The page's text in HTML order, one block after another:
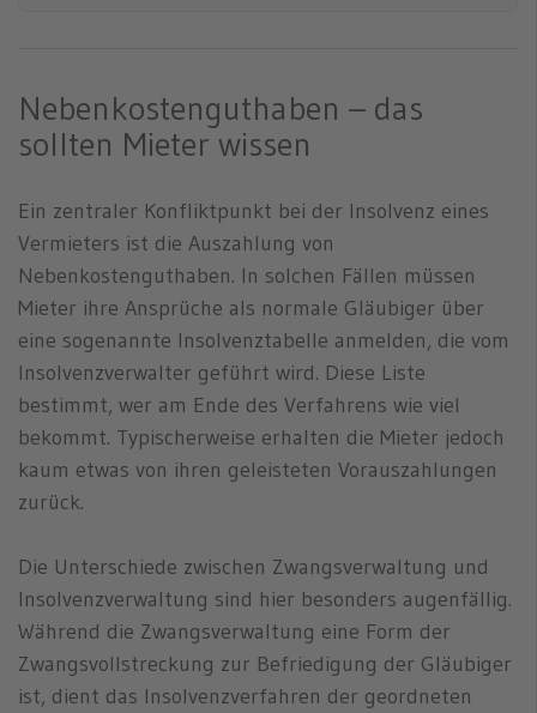
Nebenkostenguthaben – das
sollten Mieter wissen
Ein zentraler Konfliktpunkt bei der Insolvenz eines
Vermieters ist die Auszahlung von
Nebenkostenguthaben. In solchen Fällen müssen
Mieter ihre Ansprüche als normale Gläubiger über
eine sogenannte Insolvenztabelle anmelden, die vom
Insolvenzverwalter geführt wird. Diese Liste
bestimmt, wer am Ende des Verfahrens wie viel
bekommt. Typischerweise erhalten die Mieter jedoch
kaum etwas von ihren geleisteten Vorauszahlungen
zurück.
Die Unterschiede zwischen Zwangsverwaltung und
Insolvenzverwaltung sind hier besonders augenfällig.
Während die Zwangsverwaltung eine Form der
Zwangsvollstreckung zur Befriedigung der Gläubiger
ist, dient das Insolvenzverfahren der geordneten